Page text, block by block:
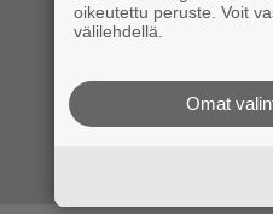
oikeutettu peruste. Voit
välilehdellä.
Omat